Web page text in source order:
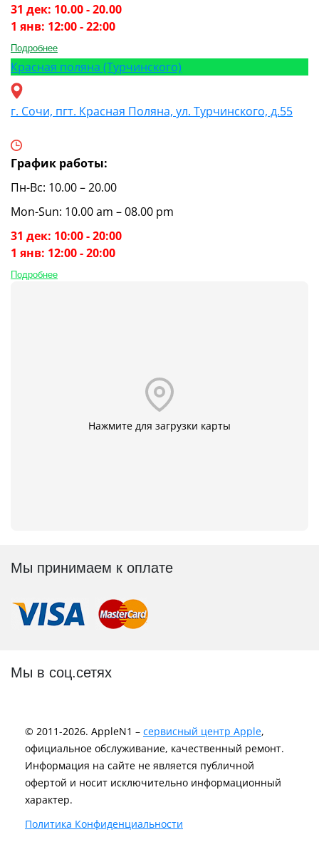
31 дек: 10.00 - 20.00
1 янв: 12:00 - 22:00
Подробнее
Красная поляна (Турчинского)
г. Сочи, пгт. Красная Поляна, ул. Турчинского, д.55
График работы:
Пн-Вс: 10.00 – 20.00
Mon-Sun: 10.00 am – 08.00 pm
31 дек: 10:00 - 20:00
1 янв: 12:00 - 20:00
Подробнее
Нажмите для загрузки карты
Мы принимаем к оплате
Мы в соц.сетях
© 2011-2026. AppleN1 – сервисный центр Apple,
официальное обслуживание, качественный ремонт.
Информация на сайте не является публичной
офертой и носит исключительно информационный
характер.
Политика Конфиденциальности